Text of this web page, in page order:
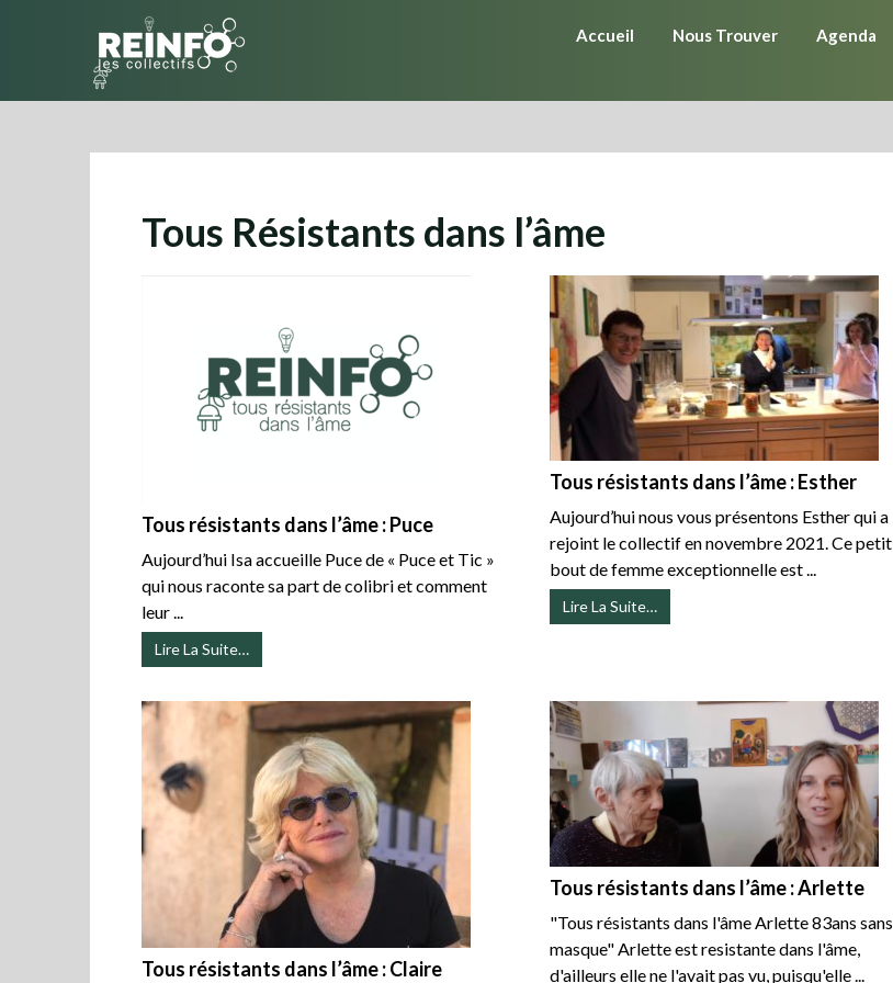
Accueil Nous Trouver Agenda
Tous Résistants dans l’âme
Tous résistants dans l’âme : Puce
Aujourd’hui Isa accueille Puce de « Puce et Tic »
qui nous raconte sa part de colibri et comment
leur ...
Lire La Suite…
Tous résistants dans l’âme : Esther
Aujourd’hui nous vous présentons Esther qui a
rejoint le collectif en novembre 2021. Ce petit
bout de femme exceptionnelle est ...
Lire La Suite…
Tous résistants dans l’âme : Claire
Tous résistants dans l’âme : Arlette
"Tous résistants dans l'âme Arlette 83ans sans
masque" Arlette est resistante dans l'âme,
d'ailleurs elle ne l'avait pas vu, puisqu'elle ...